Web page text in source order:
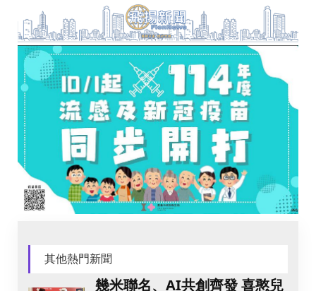
其他熱門新聞
幾米聯名、AI共創齊發 喜憨兒